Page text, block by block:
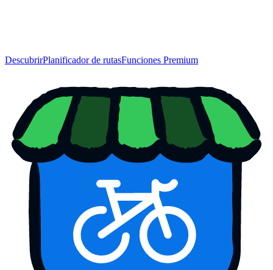
DescubrirPlanificador de rutasFunciones Premium